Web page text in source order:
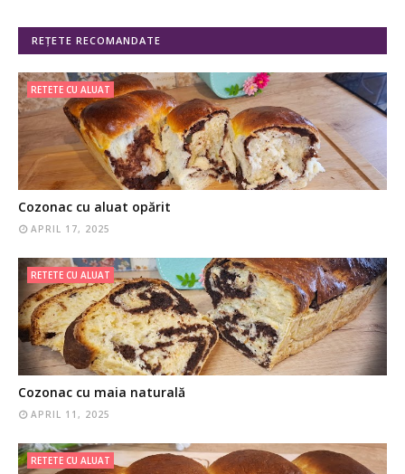
REȚETE RECOMANDATE
RETETE CU ALUAT
Cozonac cu aluat opărit
APRIL 17, 2025
RETETE CU ALUAT
Cozonac cu maia naturală
APRIL 11, 2025
RETETE CU ALUAT